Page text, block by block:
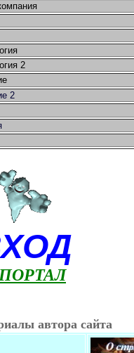
2
2
автора сайта